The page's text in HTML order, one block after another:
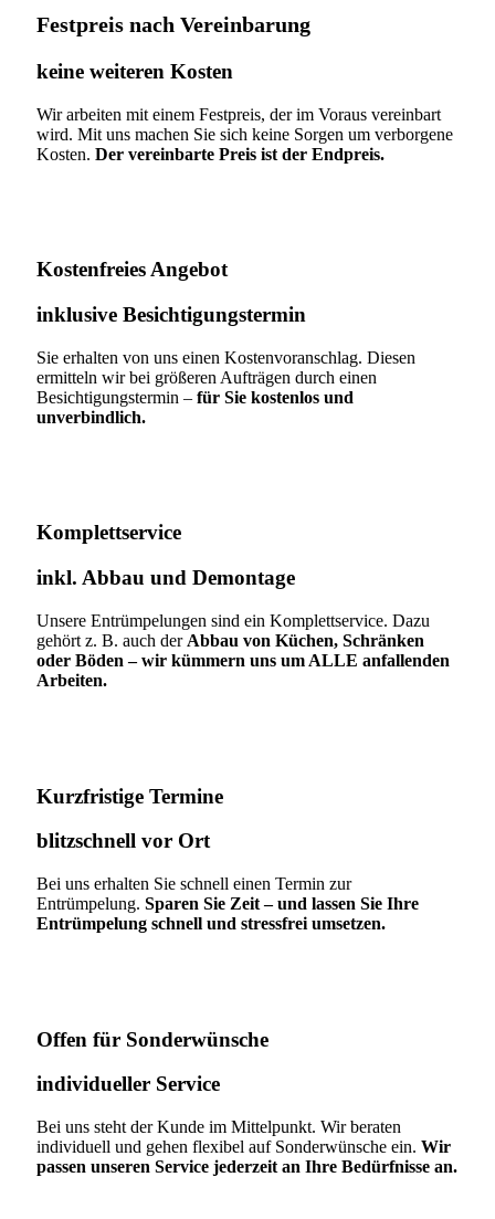
Festpreis nach Vereinbarung
keine weiteren Kosten
Wir arbeiten mit einem Festpreis, der im Voraus vereinbart
wird. Mit uns machen Sie sich keine Sorgen um verborgene
Kosten. Der vereinbarte Preis ist der Endpreis.
Kostenfreies Angebot
inklusive Besichtigungstermin
Sie erhalten von uns einen Kostenvoranschlag. Diesen
ermitteln wir bei größeren Aufträgen durch einen
Besichtigungstermin – für Sie kostenlos und
unverbindlich.
Komplettservice​
inkl. Abbau und Demontage​
Unsere Entrümpelungen sind ein Komplettservice. Dazu
gehört z. B. auch der Abbau von Küchen, Schränken
oder Böden – wir kümmern uns um ALLE anfallenden
Arbeiten.
Kurzfristige Termine​
blitzschnell vor Ort
Bei uns erhalten Sie schnell einen Termin zur
Entrümpelung. Sparen Sie Zeit – und lassen Sie Ihre
Entrümpelung schnell und stressfrei umsetzen.
Offen für Sonderwünsche​
individueller Service
Bei uns steht der Kunde im Mittelpunkt. Wir beraten
individuell und gehen flexibel auf Sonderwünsche ein. Wir
passen unseren Service jederzeit an Ihre Bedürfnisse an.